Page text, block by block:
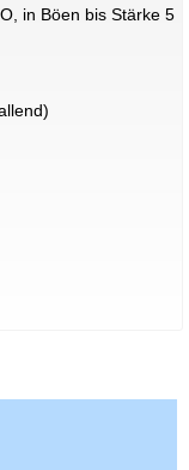
in Böen bis Stärke 5